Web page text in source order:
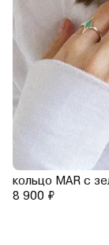
кольцо MAR с
8 900 ₽